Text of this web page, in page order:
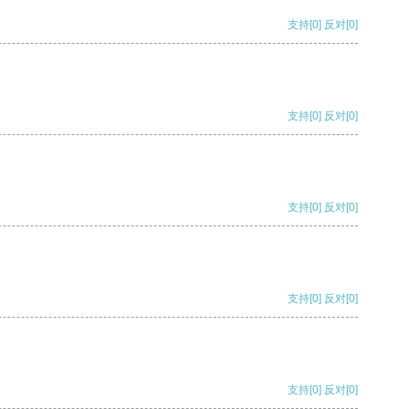
支持[0] 反对[0]
支持[0] 反对[0]
支持[0] 反对[0]
支持[0] 反对[0]
支持[0] 反对[0]